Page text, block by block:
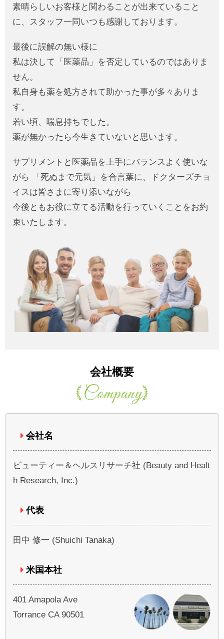
素晴らしいお客様と関わることが出来ていること
に、スタッフ一同いつも感謝しております。
最後に誤解の無い様に
私は決して「医薬品」を否定しているのではありま
せん。
私自身も薬を処方されて助かった事が多々ありま
す。
若い頃、喘息持ちでした。
薬が無かったら今生きていないと思います。
サプリメントと医薬品を上手にバランスよく使いな
がら
「死ぬまで元気」を合言葉に、ドクターズチョ
イスは皆さまに寄り添いながら
今後ともお役に立てる活動を行っていくことをお約
束いたします。
会社概要
会社名
ビューティー＆ヘルスリサーチ社 (Beauty and Healt
h Research, Inc.)
代表
田中 修一 (Shuichi Tanaka)
米国本社
401 Amapola Ave
Torrance CA 90501